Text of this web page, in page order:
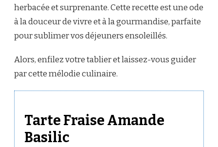
herbacée et surprenante. Cette recette est une ode
à la douceur de vivre et à la gourmandise, parfaite
pour sublimer vos déjeuners ensoleillés.
Alors, enfilez votre tablier et laissez-vous guider
par cette mélodie culinaire.
Tarte Fraise Amande
Basilic